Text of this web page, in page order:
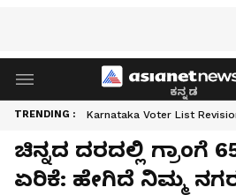
ಕನ್ನಡ
TRENDING : Karnataka Voter List
ಚಿನ್ನದ ದರದಲ್ಲಿ ಗ್ರಾಂಗೆ
ಏರಿಕೆ: ಹೇಗಿದೆ ನಿಮ್ಮ